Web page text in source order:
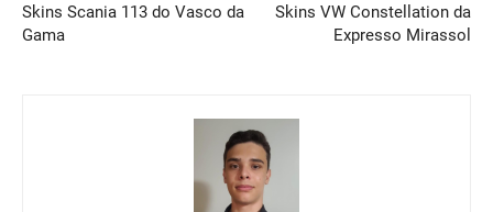
Skins Scania 113 do Vasco da
Gama
Skins VW Constellation da
Expresso Mirassol